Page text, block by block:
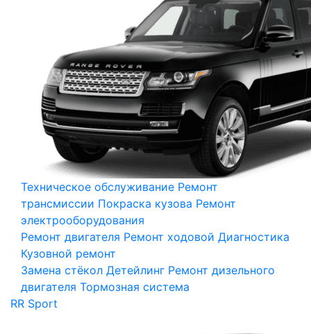
Техническое обслуживание Ремонт
трансмиссии Покраска кузова Ремонт
электрооборудования
Ремонт двигателя Ремонт ходовой Диагностика
Кузовной ремонт
Замена стёкол Детейлинг Ремонт дизельного
двигателя Тормозная система
RR Sport